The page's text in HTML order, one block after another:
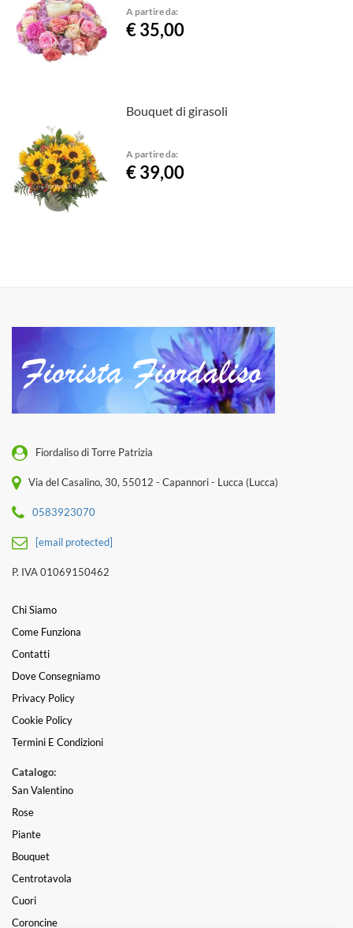
A partire da:
€ 35,00
Bouquet di girasoli
A partire da:
€ 39,00
Fiordaliso di Torre Patrizia
Via del Casalino, 30, 55012 - Capannori - Lucca (Lucca)
0583923070
[email protected]
P. IVA 01069150462
Chi Siamo
Come Funziona
Contatti
Dove Consegniamo
Privacy Policy
Cookie Policy
Termini E Condizioni
Catalogo:
San Valentino
Rose
Piante
Bouquet
Centrotavola
Cuori
Coroncine